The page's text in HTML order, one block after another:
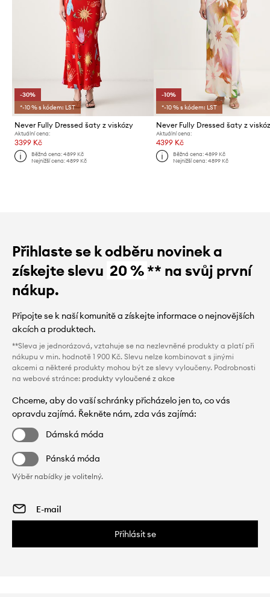
-30%
*-10 % s kódem: LST
Never Fully Dressed šaty z viskózy
Aktuální cena:
3399 Kč
Běžná cena:4899 Kč
Nejnižší cena:4899 Kč
-10%
*-10 % s kódem: LST
Never Fully Dressed šaty z
Aktuální cena:
4399 Kč
Běžná cena: 4899 Kč
Nejnižší cena: 4899 Kč
Přihlaste se k odběru novinek a
získejte slevu 20 %** na svůj první
nákup.
Připojte se k naší komunitě a získejte informace o nejnovějších
akcích a produktech.
**Sleva je jednorázová, vztahuje se na nezlevněné produkty a platí při
nákupu v min. hodnotě 1 900 Kč. Slevu nelze kombinovat s jinými
akcemi a některé produkty mohou být ze slevy vyloučeny. Podrobnosti
na webové stránce: produkty vyloučené z akce
Chceme, aby do vaší schránky přicházelo jen to, co vás
opravdu zajímá. Řekněte nám, zda vás zajímá:
Dámská móda
Pánská móda
Výběr nabídky je volitelný.
Přihlásit se